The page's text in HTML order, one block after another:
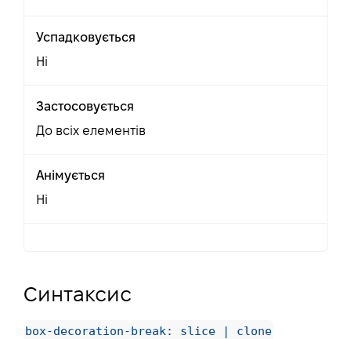
Успадковується
Ні
Застосовується
До всіх елементів
Анімується
Ні
Синтаксис
box-decoration-break: slice | clone